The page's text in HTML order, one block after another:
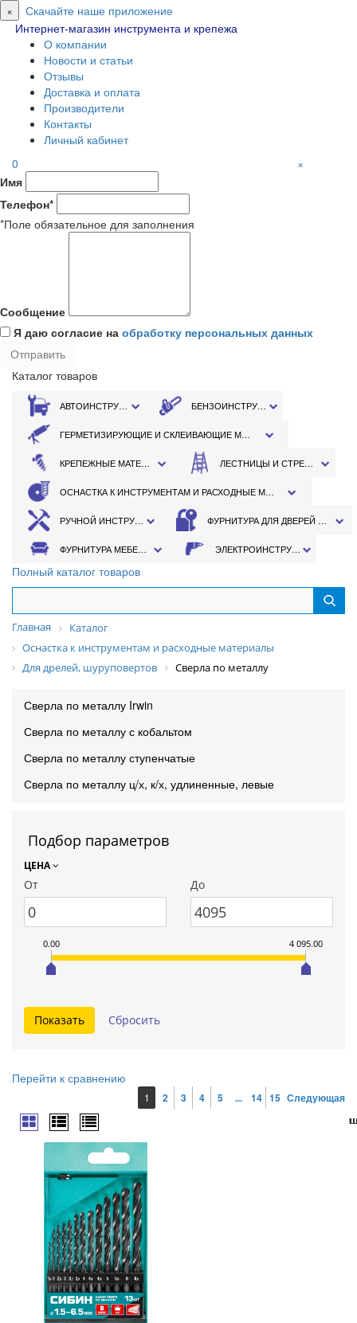
× Скачайте наше приложение
Интернет-магазин инструмента и крепежа
О компании
Новости и статьи
Отзывы
Доставка и оплата
Производители
Контакты
Личный кабинет
0
×
Имя
Телефон*
*Поле обязательное для заполнения
Сообщение
Я даю согласие на обработку персональных данных
Каталог товаров
АВТОИНСТРУМЕНТ БЕНЗОИНСТРУМЕНТ
ГЕРМЕТИЗИРУЮЩИЕ И СКЛЕИВАЮЩИЕ МАТЕРИАЛЫ
КРЕПЕЖНЫЕ МАТЕРИАЛЫ ЛЕСТНИЦЫ И СТРЕМЯНКИ
ОСНАСТКА К ИНСТРУМЕНТАМ И РАСХОДНЫЕ МАТЕРИАЛЫ
РУЧНОЙ ИНСТРУМЕНТ ФУРНИТУРА ДЛЯ ДВЕРЕЙ И ОКОН
ФУРНИТУРА МЕБЕЛЬНАЯ ЭЛЕКТРОИНСТРУМЕНТ
Полный каталог товаров
Главная
Каталог
Оснастка к инструментам и расходные материалы
Для дрелей, шуруповертов
Сверла по металлу
Сверла по металлу Irwin
Сверла по металлу с кобальтом
Сверла по металлу ступенчатые
Сверла по металлу ц/х, к/х, удлиненные, левые
Подбор параметров
ЦЕНА
От До
0.00 4 095.00
Перейти к сравнению
1 2 3 4 5 ... 14 15 Следующая